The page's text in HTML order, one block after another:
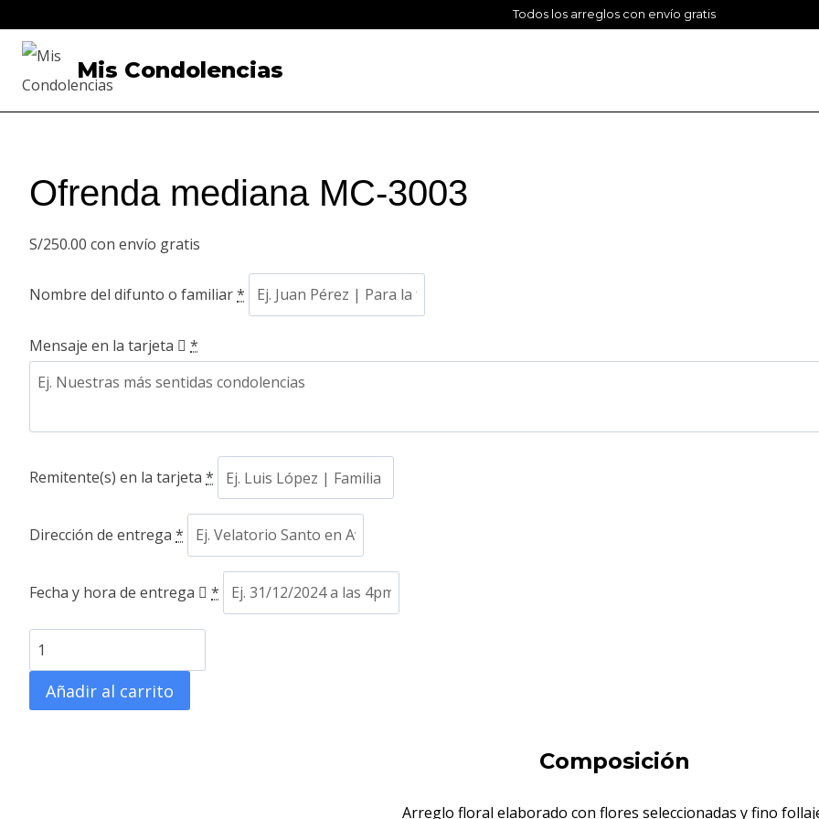
Todos los arreglos con envío gratis
Mis Condolencias
Ofrenda mediana MC-3003
S/250.00 con envío gratis
Nombre del difunto o familiar*
Mensaje en la tarjeta *
Remitente(s) en la tarjeta *
Dirección de entrega *
Fecha y hora de entrega *
Ofrenda
mediana
MC-Añadir al carrito
Composición
Arreglo floral elaborado con flores seleccionadas y fino